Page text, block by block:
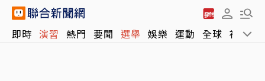
即時 演習 熱門 要聞 選舉 娛樂 運動 全球 社會